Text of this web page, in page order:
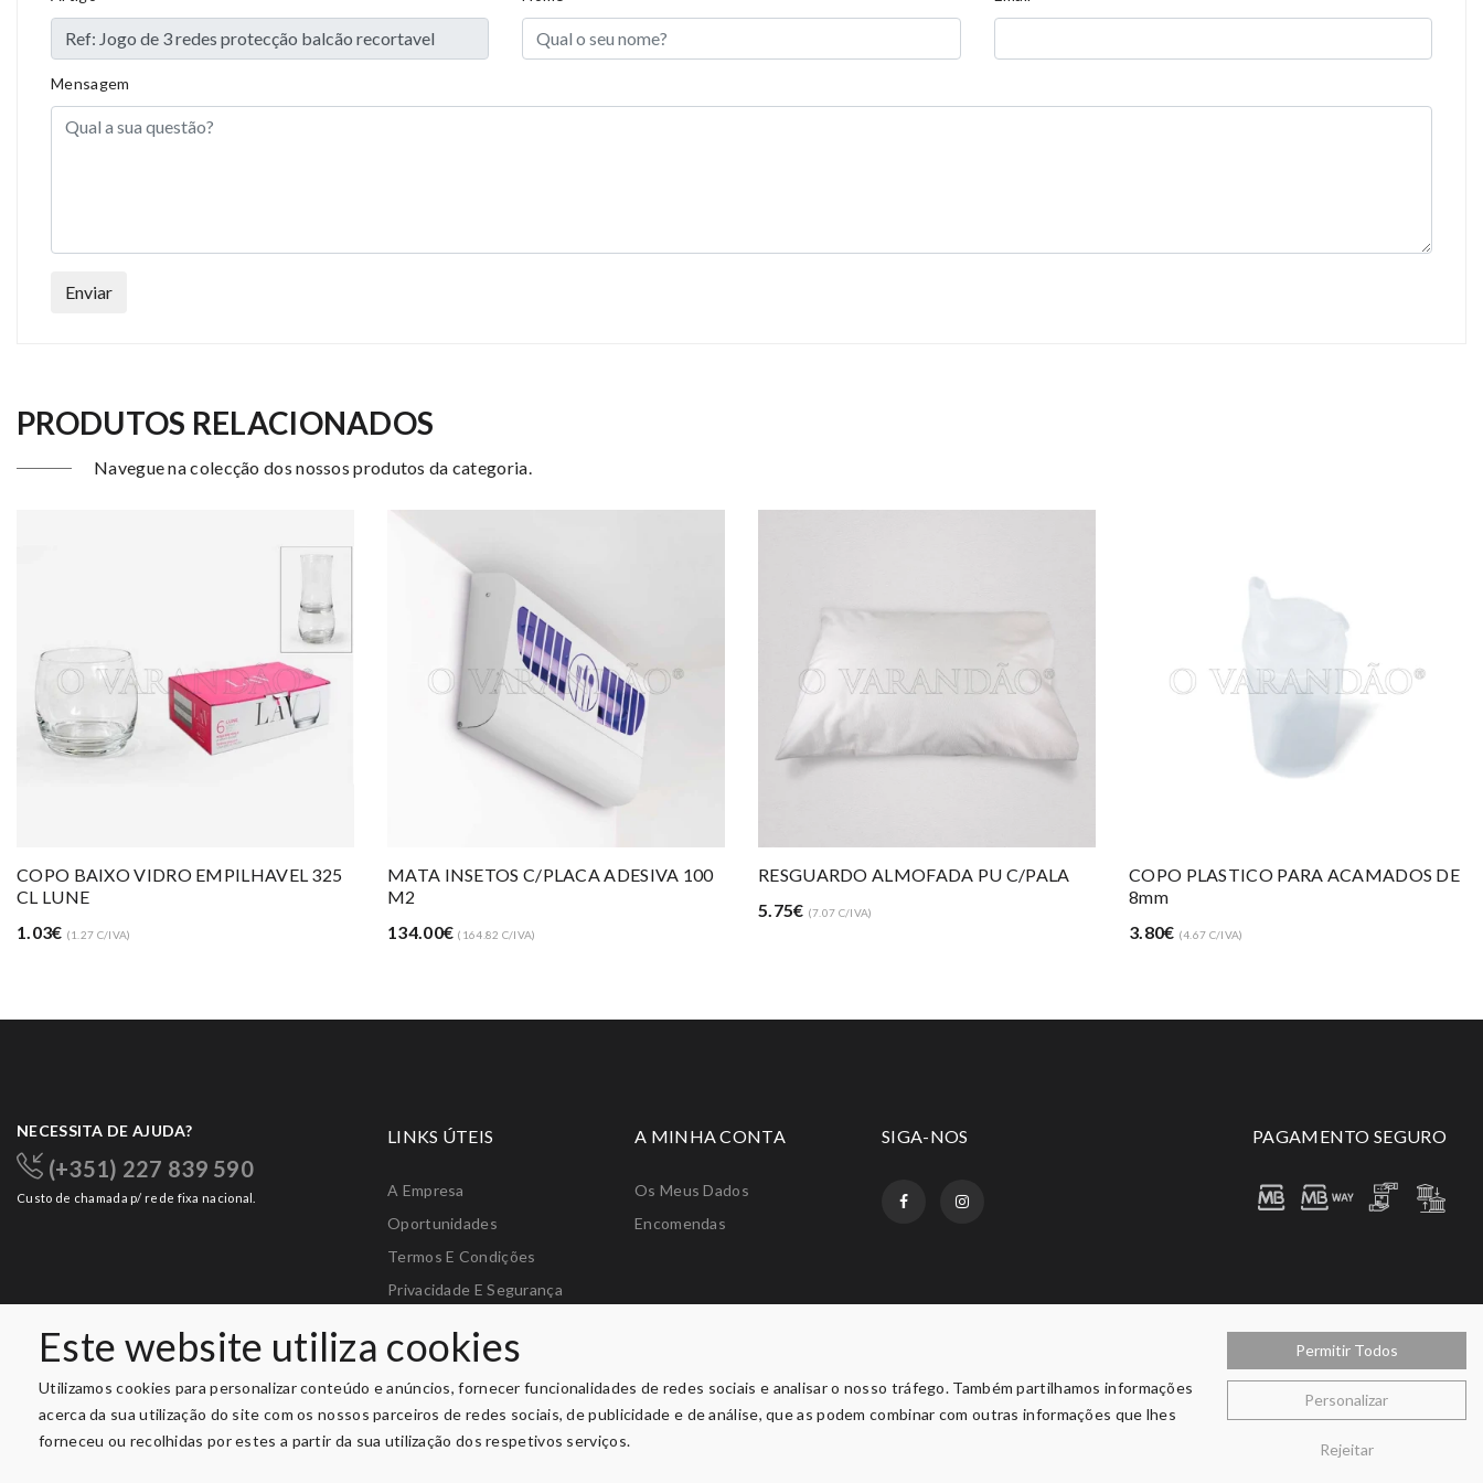
Este website utiliza cookies
Utilizamos cookies para personalizar conteúdo e anúncios, fornecer funcionalidades de redes sociais e analisar o nosso tráfego. Também partilhamos informações
acerca da sua utilização do site com os nossos parceiros de redes sociais, de publicidade e de análise, que as podem combinar com outras informações que lhes
forneceu ou recolhidas por estes a partir da sua utilização dos respetivos serviços.
Permitir Todos
Personalizar
Rejeitar
Compositions Polyester
Styles Girly
Mensagem
Enviar
PRODUTOS RELACIONADOS
Navegue na colecção dos nossos produtos da categoria.
MATA INSETOS C/PLACA ADESIVA 100
M2
134.00€(164.82 C/IVA)
RESGUARDO ALMOFADA PU C/PALA
5.75€
COPO PLASTICO PARA ACAMADOS DE
Tabuleiros Self-Service 48 X 37 Cm Creme
3.48€
NECESSITA DE AJUDA?
(+351) 227 839 590
Custo de chamada p/ rede fixa nacional.
LINKS ÚTEIS
A Empresa
Oportunidades
Termos E Condições
Privacidade E Segurança
Livro De Elogios
A MINHA CONTA
Os Meus Dados
Encomendas
SIGA-NOS PAGAMENTO SEGURO